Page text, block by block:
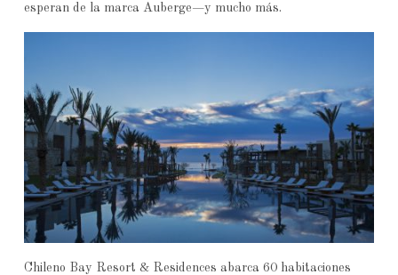
esperan de la marca Auberge—y mucho más.
Chileno Bay Resort & Residences abarca 60 habitaciones